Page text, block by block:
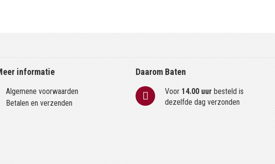
informatie
Algemene voorwaarden
Betalen en verzenden
Daarom Baten
Voor 14.00 uur besteld is
dezelfde dag verzonden